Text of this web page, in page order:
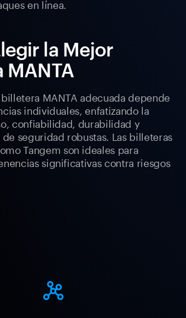
en línea.
la Mejor
MANTA
MANTA adecuada depende
individuales, enfatizando la
confiabilidad, durabilidad y
seguridad robustas. Las billeteras
Tangem son ideales para
significativas contra riesgos